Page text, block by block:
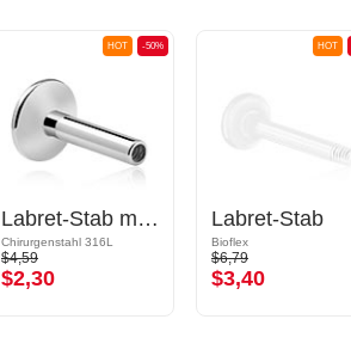
-50%
HOT
Labret-Stab mit Innengewinde (Chirurgenstahl, silber, glänzend)
Chirurgenstahl 316L
$4,59
$2,30
HOT
Labret-Stab
Bioflex
$6,79
$3,40